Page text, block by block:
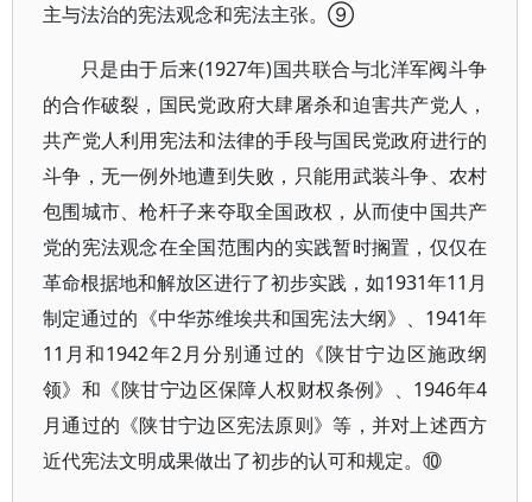
主与法治的宪法观念和宪法主张。⑨
只是由于后来(1927年)国共联合与北洋军阀斗争
的合作破裂，国民党政府大肆屠杀和迫害共产党人，
共产党人利用宪法和法律的手段与国民党政府进行的
斗争，无一例外地遭到失败，只能用武装斗争、农村
包围城市、枪杆子来夺取全国政权，从而使中国共产
党的宪法观念在全国范围内的实践暂时搁置，仅仅在
革命根据地和解放区进行了初步实践，如1931年11月
制定通过的《中华苏维埃共和国宪法大纲》、1941年
11月和1942年2月分别通过的《陕甘宁边区施政纲
领》和《陕甘宁边区保障人权财权条例》、1946年4
月通过的《陕甘宁边区宪法原则》等，并对上述西方
近代宪法文明成果做出了初步的认可和规定。⑩